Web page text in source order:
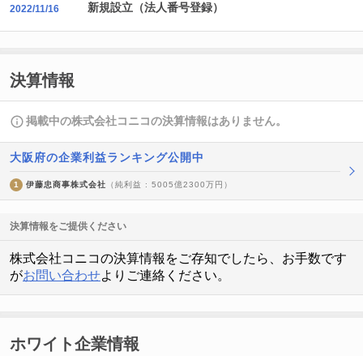
2022/11/16 新規設立（法人番号登録）
決算情報
掲載中の株式会社コニコの決算情報はありません。
大阪府の企業利益ランキング公開中
1 伊藤忠商事株式会社 （純利益 : 5005億2300万円）
決算情報をご提供ください
株式会社コニコの決算情報をご存知でしたら、お手数です
がお問い合わせよりご連絡ください。
ホワイト企業情報